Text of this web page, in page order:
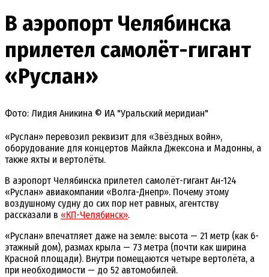
В аэропорт Челябинска
прилетел самолёт-гигант
«Руслан»
Фото: Лидия Аникина © ИА "Уральский меридиан"
«Руслан» перевозил реквизит для «Звёздных войн»,
оборудование для концертов Майкла Джексона и Мадонны, а
также яхты и вертолёты.
В аэропорт Челябинска прилетел самолёт-гигант Ан-124
«Руслан» авиакомпании «Волга-Днепр». Почему этому
воздушному судну до сих пор нет равных, агентству
рассказали в «КП-Челябинск».
«Руслан» впечатляет даже на земле: высота — 21 метр (как 6-
этажный дом), размах крыла — 73 метра (почти как ширина
Красной площади). Внутри помещаются четыре вертолёта, а
при необходимости — до 52 автомобилей.